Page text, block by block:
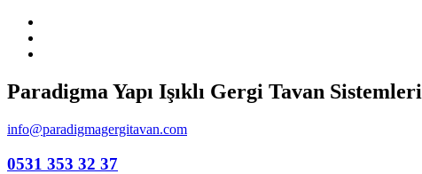
Paradigma Yapı Işıklı Gergi Tavan Sistemleri
info@paradigmagergitavan.com
0531 353 32 37